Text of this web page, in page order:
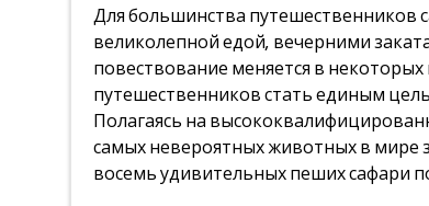
Для большинства путешественников
великолепной едой, вечерними
повествование меняется в
путешественников стать единым
Полагаясь на
самых невероятных животных в мире
восемь удивительных пеших сафари